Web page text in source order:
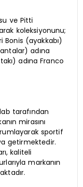
ve Pitti
koleksiyonunu;
Bonis (ayakkabı)
adına
adına Franco
tarafından
mirasını
sportif
getirmektedir.
kaliteli
markanın